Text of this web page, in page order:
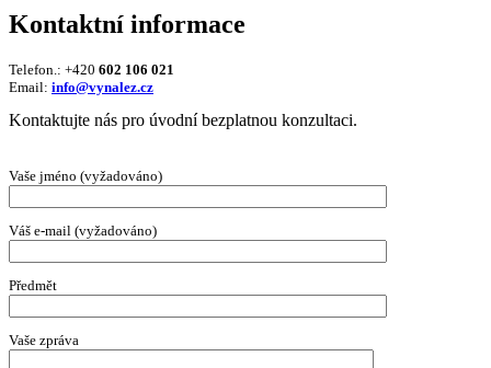
Kontaktní informace
Telefon.: +420 602 106 021
Email: info@vynalez.cz
Kontaktujte nás pro úvodní bezplatnou konzultaci.
Vaše jméno (vyžadováno)
Váš e-mail (vyžadováno)
Předmět
Vaše zpráva